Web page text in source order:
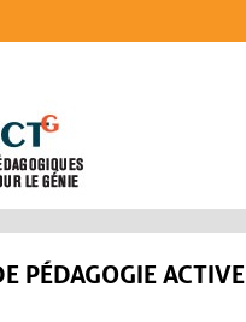
PÉDAGOGIE ACTIVE